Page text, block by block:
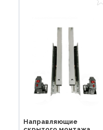
Направляющие